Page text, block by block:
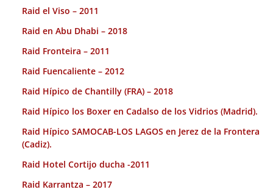
Raid el Viso – 2011
Raid en Abu Dhabi – 2018
Raid Fronteira – 2011
Raid Fuencaliente – 2012
Raid Hípico de Chantilly (FRA) – 2018
Raid Hípico los Boxer en Cadalso de los Vidrios (Madrid).
Raid Hípico SAMOCAB-LOS LAGOS en Jerez de la Frontera
(Cadiz).
Raid Hotel Cortijo ducha -2011
Raid Karrantza – 2017